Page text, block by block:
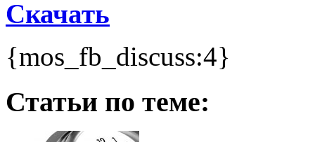
Скачать
{mos_fb_discuss:4}
Статьи по теме: